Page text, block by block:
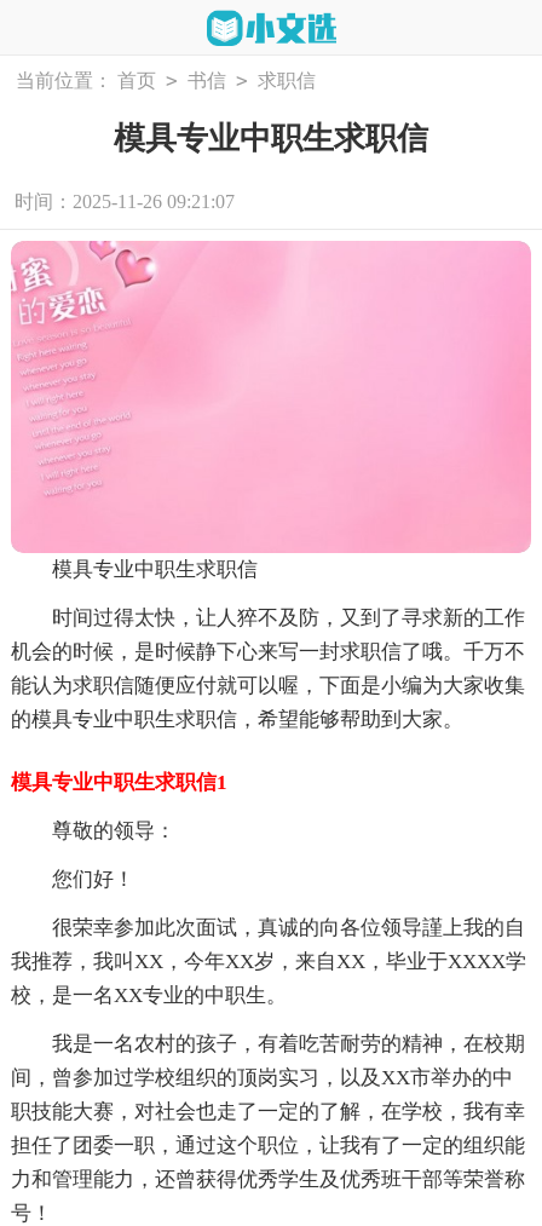
当前位置： 首页 > 书信 > 求职信
模具专业中职生求职信
时间：2025-11-26 09:21:07
模具专业中职生求职信
时间过得太快，让人猝不及防，又到了寻求新的工作
机会的时候，是时候静下心来写一封求职信了哦。千万不
能认为求职信随便应付就可以喔，下面是小编为大家收集
的模具专业中职生求职信，希望能够帮助到大家。
模具专业中职生求职信1
尊敬的领导：
您们好！
很荣幸参加此次面试，真诚的向各位领导謹上我的自
我推荐，我叫XX，今年XX岁，来自XX，毕业于XXXX学
校，是一名XX专业的中职生。
我是一名农村的孩子，有着吃苦耐劳的精神，在校期
间，曾参加过学校组织的顶岗实习，以及XX市举办的中
职技能大赛，对社会也走了一定的了解，在学校，我有幸
担任了团委一职，通过这个职位，让我有了一定的组织能
力和管理能力，还曾获得优秀学生及优秀班干部等荣誉称
号！